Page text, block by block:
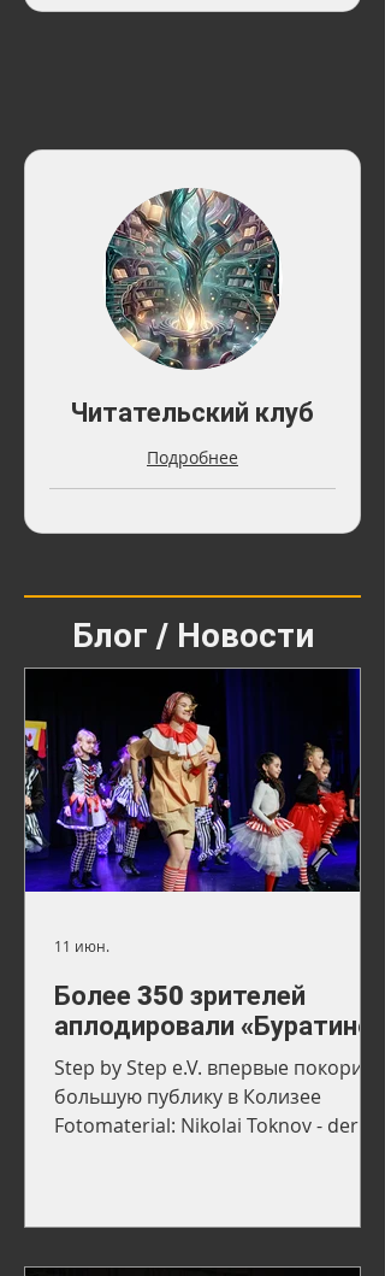
Читательский клуб
Подробнее
Блог / Новости
Более 350 зрителей
аплодировали «Буратино»
Step by Step e.V. впервые покорил
большую публику в Колизее
Fotomaterial: Nikolai Toknov - der
«Буратино» был показан в
11 июн.